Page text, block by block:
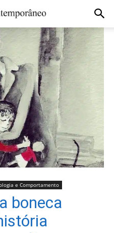
e Comportamento
boneca